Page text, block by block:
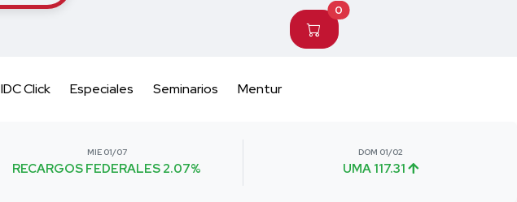
0
IDC Click Especiales Seminarios Mentur
MIE 01/07
RECARGOS FEDERALES 2.07%
DOM 01/02
UMA 117.31